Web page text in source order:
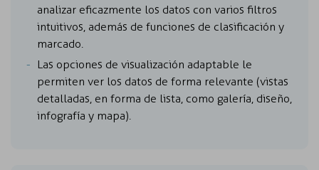
analizar eficazmente los datos con varios filtros
intuitivos, además de funciones de clasificación y
marcado.
Las opciones de visualización adaptable le
permiten ver los datos de forma relevante (vistas
detalladas, en forma de lista, como galería, diseño,
infografía y mapa).